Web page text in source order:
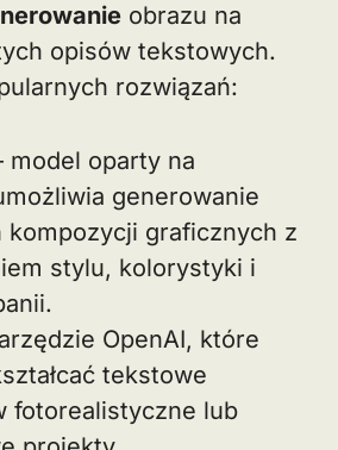
obrazu na
opisów tekstowych.
rozwiązań:
model oparty na
generowanie
kompozycji graficznych z
stylu, kolorystyki i
OpenAI, które
tekstowe
fotorealistyczne lub